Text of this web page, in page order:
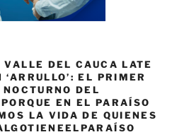
DEL CAUCA LATE
EL PRIMER
DEL
EN EL PARAÍSO
LA VIDA DE QUIENES